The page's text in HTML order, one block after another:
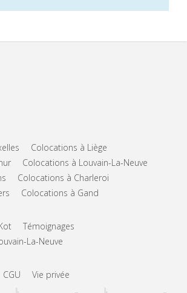
Colocations à Liège
Colocations à Louvain-La-Neuve
Colocations à Charleroi
Colocations à Gand
Témoignages
La-Neuve
CGU Vie privée